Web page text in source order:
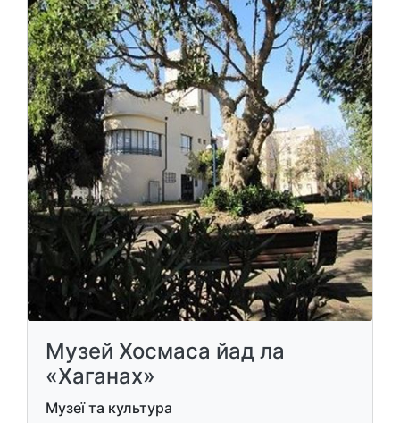
Музей Хосмаса йад ла
«Хаганах»
Музеї та культура